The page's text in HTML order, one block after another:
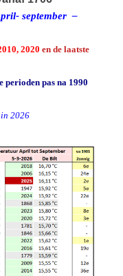
september –
2020 en de laatste
perioden pas na 1990
2026